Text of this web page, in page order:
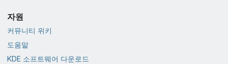
자원
커뮤니티 위키
도움말
KDE 소프트웨어 다운로드